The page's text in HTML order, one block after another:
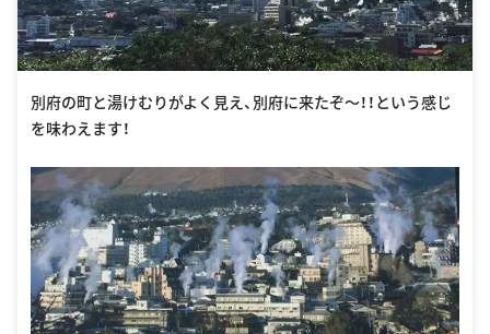
別府の町と湯けむりがよく見え、別府に来たぞ〜！！という感じ
を味わえます！